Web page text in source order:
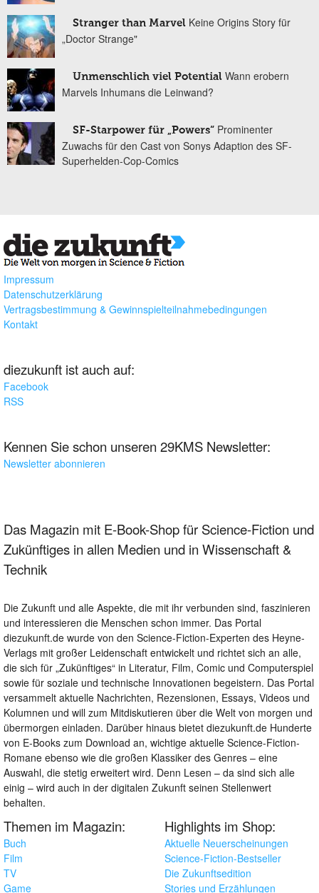
Stranger than Marvel Keine Origins Story für
„Doctor Strange"
Unmenschlich viel Potential Wann erobern
Marvels Inhumans die Leinwand?
SF-Starpower für „Powers“ Prominenter
Zuwachs für den Cast von Sonys Adaption des SF-
Superhelden-Cop-Comics
Impressum
Datenschutzerklärung
Vertragsbestimmung & Gewinnspielteilnahmebedingungen
Kontakt
diezukunft ist auch auf:
Facebook
RSS
Kennen Sie schon unseren 29KMS Newsletter:
Newsletter abonnieren
Das Magazin mit E-Book-Shop für Science-Fiction und
Zukünftiges in allen Medien und in Wissenschaft &
Technik
Die Zukunft und alle Aspekte, die mit ihr verbunden sind, faszinieren
und interessieren die Menschen schon immer. Das Portal
diezukunft.de wurde von den Science-Fiction-Experten des Heyne-
Verlags mit großer Leidenschaft entwickelt und richtet sich an alle,
die sich für „Zukünftiges“ in Literatur, Film, Comic und Computerspiel
sowie für soziale und technische Innovationen begeistern. Das Portal
versammelt aktuelle Nachrichten, Rezensionen, Essays, Videos und
Kolumnen und will zum Mitdiskutieren über die Welt von morgen und
übermorgen einladen. Darüber hinaus bietet diezukunft.de Hunderte
von E-Books zum Download an, wichtige aktuelle Science-Fiction-
Romane ebenso wie die großen Klassiker des Genres – eine
Auswahl, die stetig erweitert wird. Denn Lesen – da sind sich alle
einig – wird auch in der digitalen Zukunft seinen Stellenwert
behalten.
Themen im Magazin:
Buch
Film
TV
Game
Highlights im Shop:
Aktuelle Neuerscheinungen
Science-Fiction-Bestseller
Die Zukunftsedition
Stories und Erzählungen